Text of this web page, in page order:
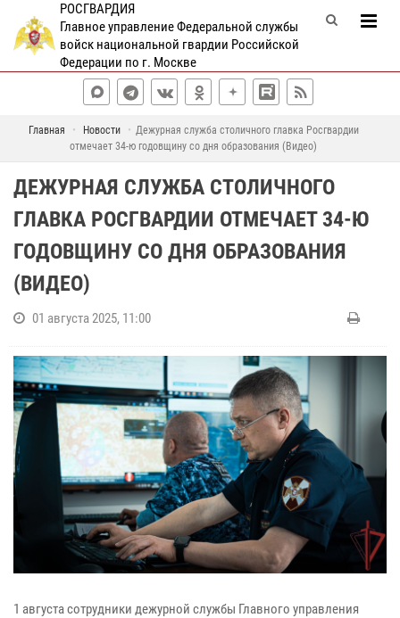
РОСГВАРДИЯ
Главное управление Федеральной службы
войск национальной гвардии Российской
Федерации по г. Москве
Главная Новости
Дежурная служба столичного главка Росгвардии
отмечает 34-ю годовщину со дня образования (Видео)
ДЕЖУРНАЯ СЛУЖБА СТОЛИЧНОГО
ГЛАВКА РОСГВАРДИИ ОТМЕЧАЕТ 34-Ю
ГОДОВЩИНУ СО ДНЯ ОБРАЗОВАНИЯ
(ВИДЕО)
01 августа 2025, 11:00
1 августа сотрудники дежурной службы Главного управления